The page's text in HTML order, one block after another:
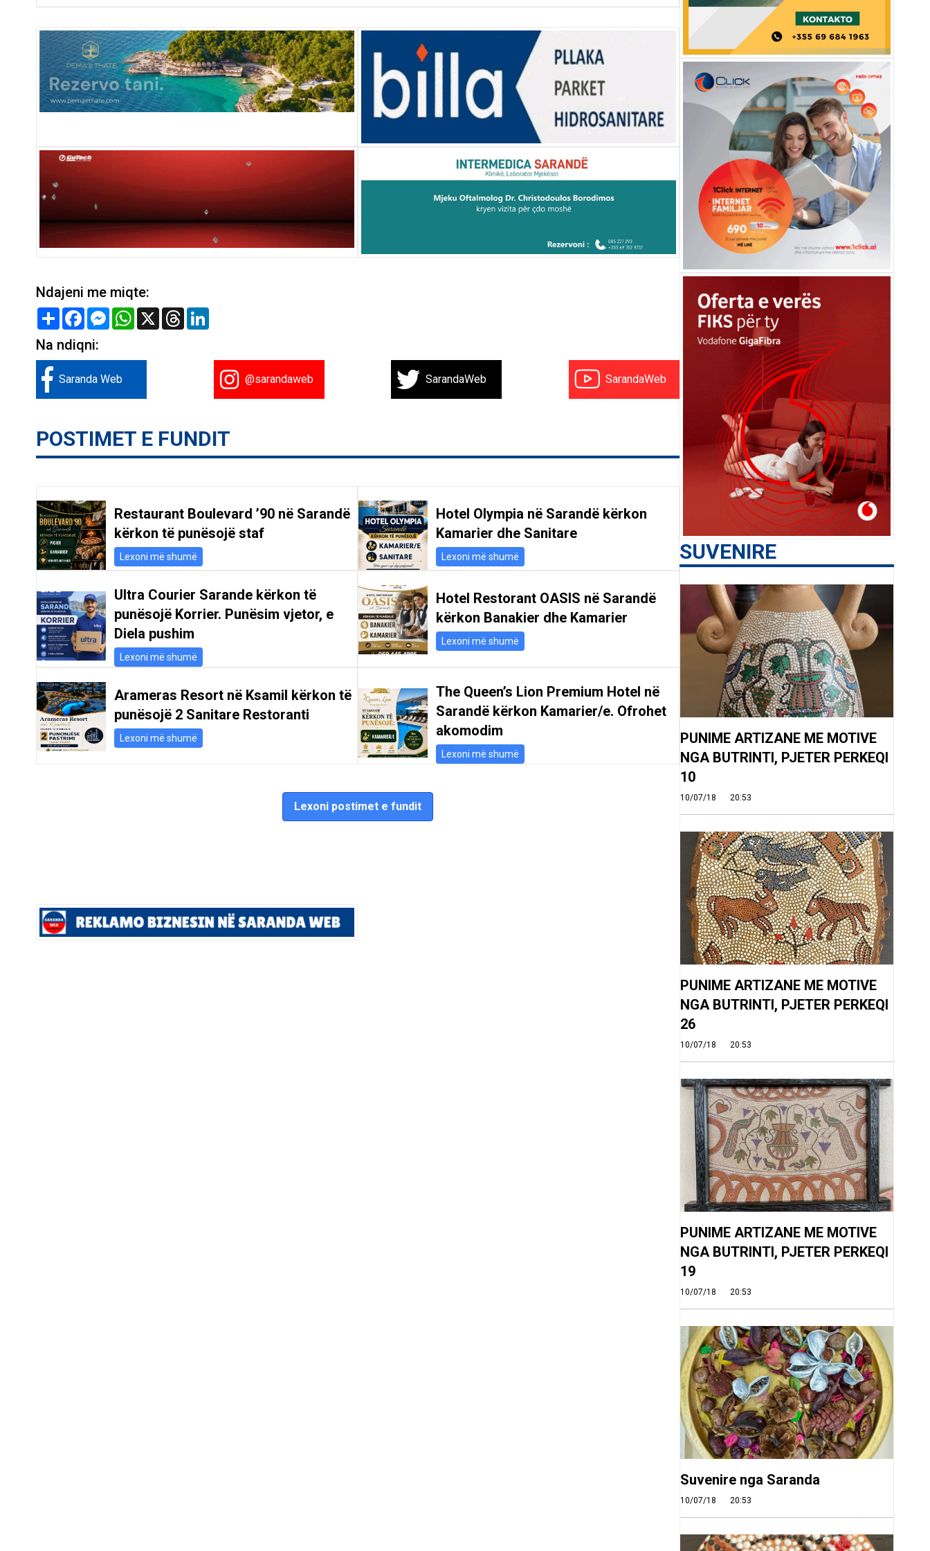
Ndajeni me miqte:
Share FacebookMessenger
WhatsApp
X Threads
Na ndiqni:
Saranda Web @sarandaweb SarandaWeb SarandaWeb
POSTIMET E FUNDIT
Restaurant Boulevard ’90 në Sarandë
kërkon të punësojë staf
Lexoni më shumë
Hotel Olympia në Sarandë kërkon
Kamarier dhe Sanitare
Lexoni më shumë
Ultra Courier Sarande kërkon të
punësojë Korrier. Punësim vjetor, e
Diela pushim
Lexoni më shumë
Hotel Restorant OASIS në Sarandë
kërkon Banakier dhe Kamarier
Lexoni më shumë
Arameras Resort në Ksamil kërkon të
punësojë 2 Sanitare Restoranti
Lexoni më shumë
The Queen’s Lion Premium Hotel në
Sarandë kërkon Kamarier/e. Ofrohet
akomodim
Lexoni më shumë
Lexoni postimet e fundit
SUVENIRE
PUNIME ARTIZANE ME MOTIVE
NGA BUTRINTI, PJETER PERKEQI
10
10/07/18 20:53
PUNIME ARTIZANE ME MOTIVE
NGA BUTRINTI, PJETER PERKEQI
26
10/07/18 20:53
PUNIME ARTIZANE ME MOTIVE
NGA BUTRINTI, PJETER PERKEQI
19
10/07/18 20:53
Suvenire nga Saranda
10/07/18 20:53